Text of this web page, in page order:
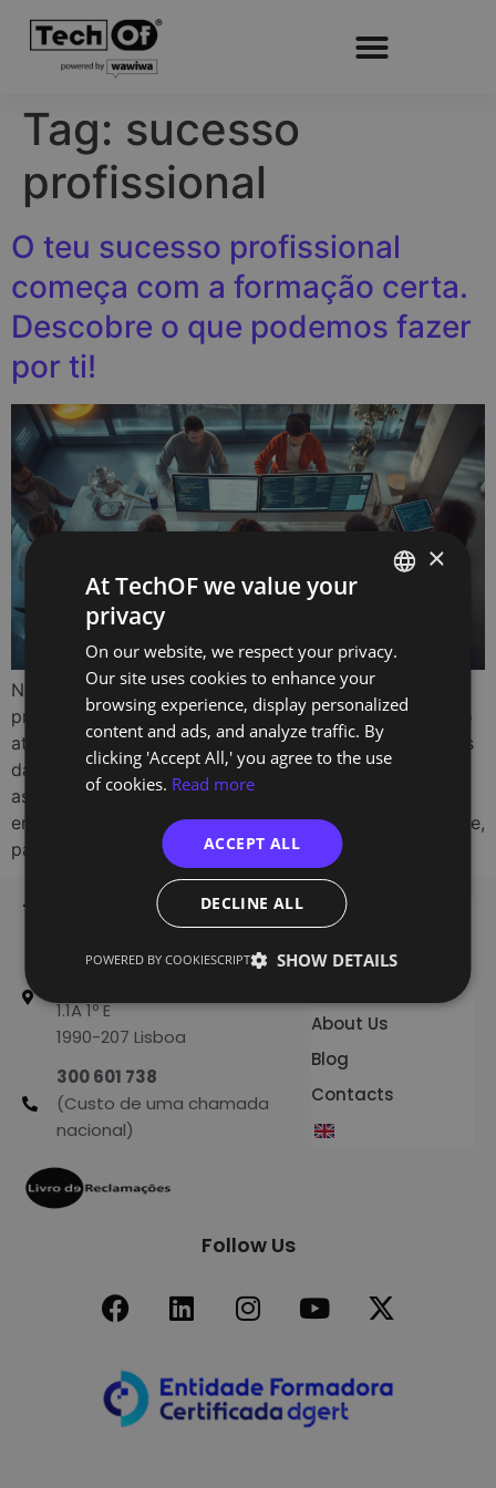
Tag: sucesso
profissional
O teu sucesso profissional
começa com a formação certa.
Descobre o que podemos fazer
por ti!
Na TechOf, acompanhamos-te em cada etapa do
processo de requalificação, desde o primeiro contacto
até ao dia em que alcanças a tua nova carreira. Queres
dar um novo rumo à tua vida profissional ou potenciar
as tuas competências tecnológicas? Estamos contigo
em cada passo da formação. Neste guia, explicamos-te,
passo a passo, como te ajudamos […]
TechOf - Tech Training
Edifício Smart
1.1A 1º E
1990-207 Lisboa
300 601 738
(Custo de uma chamada
nacional)
Home
Training
About Us
Blog
Contacts
Follow Us
ENGLISH
×
At TechOF we value your
privacy
On our website, we respect your privacy.
Our site uses cookies to enhance your
browsing experience, display personalized
content and ads, and analyze traffic. By
clicking 'Accept All,' you agree to the use
of cookies. Read more
ACCEPT ALL
DECLINE ALL
SHOW DETAILS
POWERED BY COOKIESCRIPT